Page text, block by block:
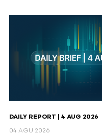
DAILY REPORT | 4 AUG 2026
04 AGU 2026